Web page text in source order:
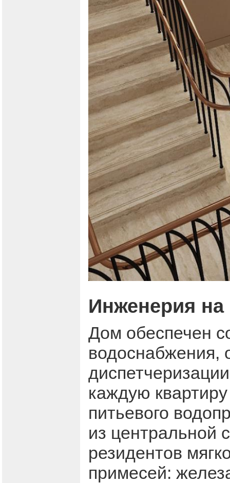
Инженерия на
Дом обеспечен
водоснабжения,
каждую
питьевого
из центральной
резидентов
примесей: